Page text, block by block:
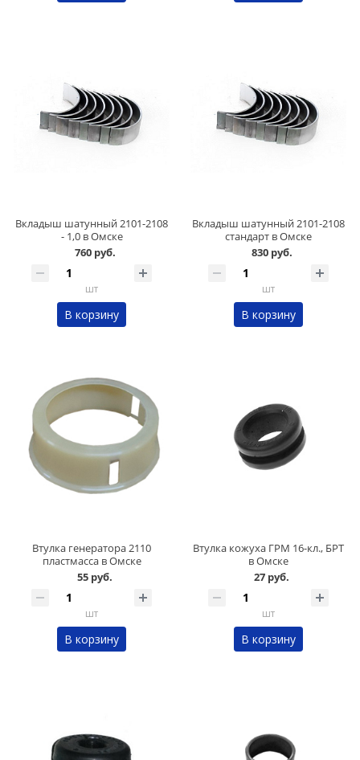
Вкладыш шатунный 2101-2108
- 1,0 в Омске
760 руб.
шт
В корзину
Вкладыш шатунный 2101-2108
стандарт в Омске
830 руб.
шт
В корзину
Втулка генератора 2110
пластмасса в Омске
55 руб.
шт
В корзину
Втулка кожуха ГРМ 16-кл., БРТ
в Омске
27 руб.
шт
В корзину